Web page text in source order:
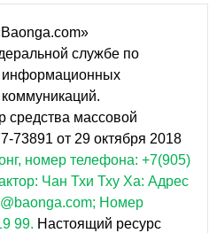
службе по
информационных
средства массовой
от 29 октября 2018
номер телефона: +7(905)
Чан Тхи Тху Ха: Адрес
Номер
99. Настоящий ресурс